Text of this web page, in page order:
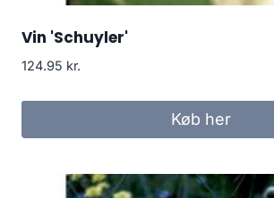
Vin 'Schuyler'
124.95 kr.
Køb her